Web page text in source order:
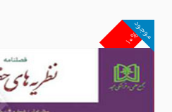
۱۰%
موجود